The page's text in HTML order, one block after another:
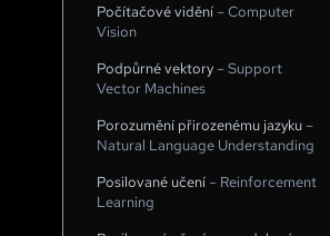
Počítačové vidění–Computer
Vision
Podpůrné vektory–Support
Vector Machines
Porozumění přirozenému jazyku–
Natural Language Understanding
Posilované učení– Reinforcement
Learning